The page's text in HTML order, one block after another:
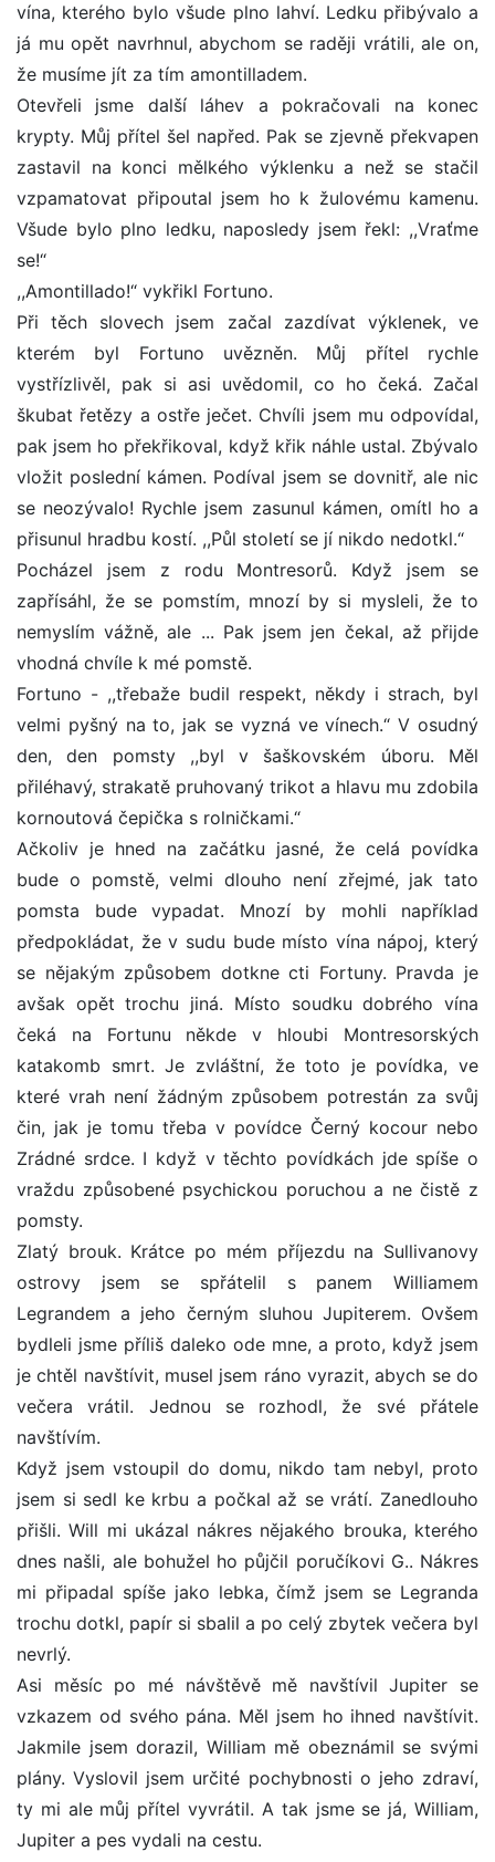
vína, kterého bylo všude plno lahví. Ledku přibývalo a
já mu opět navrhnul, abychom se raději vrátili, ale on,
že musíme jít za tím amontilladem.
Otevřeli jsme další láhev a pokračovali na konec
krypty. Můj přítel šel napřed. Pak se zjevně překvapen
zastavil na konci mělkého výklenku a než se stačil
vzpamatovat připoutal jsem ho k žulovému kamenu.
Všude bylo plno ledku, naposledy jsem řekl: ,,Vraťme
se!“
,,Amontillado!“ vykřikl Fortuno.
Při těch slovech jsem začal zazdívat výklenek, ve
kterém byl Fortuno uvězněn. Můj přítel rychle
vystřízlivěl, pak si asi uvědomil, co ho čeká. Začal
škubat řetězy a ostře ječet. Chvíli jsem mu odpovídal,
pak jsem ho překřikoval, když křik náhle ustal. Zbývalo
vložit poslední kámen. Podíval jsem se dovnitř, ale nic
se neozývalo! Rychle jsem zasunul kámen, omítl ho a
přisunul hradbu kostí. ,,Půl století se jí nikdo nedotkl.“
Pocházel jsem z rodu Montresorů. Když jsem se
zapřísáhl, že se pomstím, mnozí by si mysleli, že to
nemyslím vážně, ale ... Pak jsem jen čekal, až přijde
vhodná chvíle k mé pomstě.
Fortuno - ,,třebaže budil respekt, někdy i strach, byl
velmi pyšný na to, jak se vyzná ve vínech.“ V osudný
den, den pomsty ,,byl v šaškovském úboru. Měl
přiléhavý, strakatě pruhovaný trikot a hlavu mu zdobila
kornoutová čepička s rolničkami.“
Ačkoliv je hned na začátku jasné, že celá povídka
bude o pomstě, velmi dlouho není zřejmé, jak tato
pomsta bude vypadat. Mnozí by mohli například
předpokládat, že v sudu bude místo vína nápoj, který
se nějakým způsobem dotkne cti Fortuny. Pravda je
avšak opět trochu jiná. Místo soudku dobrého vína
čeká na Fortunu někde v hloubi Montresorských
katakomb smrt. Je zvláštní, že toto je povídka, ve
které vrah není žádným způsobem potrestán za svůj
čin, jak je tomu třeba v povídce Černý kocour nebo
Zrádné srdce. I když v těchto povídkách jde spíše o
vraždu způsobené psychickou poruchou a ne čistě z
pomsty.
Zlatý brouk. Krátce po mém příjezdu na Sullivanovy
ostrovy jsem se spřátelil s panem Williamem
Legrandem a jeho černým sluhou Jupiterem. Ovšem
bydleli jsme příliš daleko ode mne, a proto, když jsem
je chtěl navštívit, musel jsem ráno vyrazit, abych se do
večera vrátil. Jednou se rozhodl, že své přátele
navštívím.
Když jsem vstoupil do domu, nikdo tam nebyl, proto
jsem si sedl ke krbu a počkal až se vrátí. Zanedlouho
přišli. Will mi ukázal nákres nějakého brouka, kterého
dnes našli, ale bohužel ho půjčil poručíkovi G.. Nákres
mi připadal spíše jako lebka, čímž jsem se Legranda
trochu dotkl, papír si sbalil a po celý zbytek večera byl
nevrlý.
Asi měsíc po mé návštěvě mě navštívil Jupiter se
vzkazem od svého pána. Měl jsem ho ihned navštívit.
Jakmile jsem dorazil, William mě obeznámil se svými
plány. Vyslovil jsem určité pochybnosti o jeho zdraví,
ty mi ale můj přítel vyvrátil. A tak jsme se já, William,
Jupiter a pes vydali na cestu.